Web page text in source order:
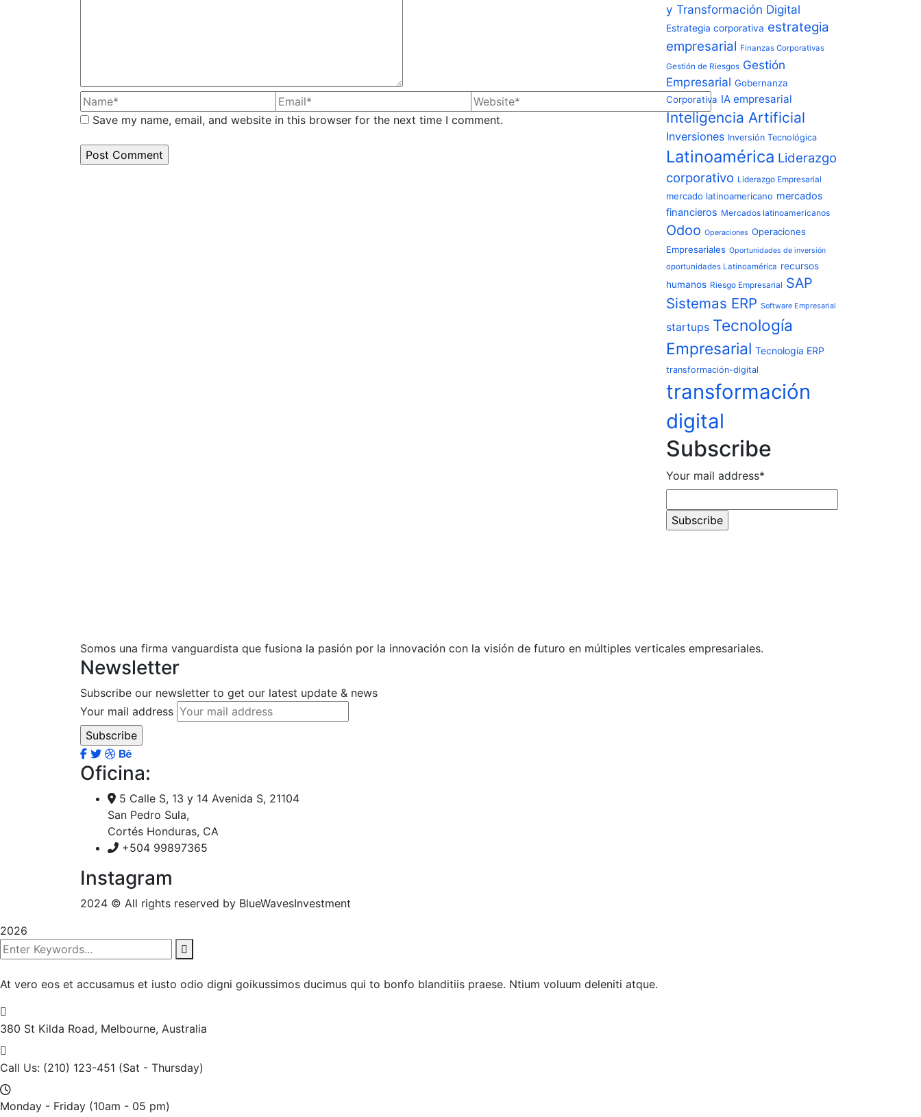
Save my name, email, and website in this browser for the next time I comment.
y Transformación Digital
Estrategia corporativa estrategia
empresarial Finanzas Corporativas
Gestión de Riesgos Gestión
Empresarial Gobernanza
Corporativa IA empresarial
Inteligencia Artificial
Inversiones Inversión Tecnológica
Latinoamérica Liderazgo
corporativo Liderazgo Empresarial
mercado latinoamericano mercados
financieros Mercados latinoamericanos
Odoo Operaciones Operaciones
Empresariales Oportunidades de inversión
oportunidades Latinoamérica recursos
humanos Riesgo Empresarial SAP
Sistemas ERP Software Empresarial
startups Tecnología
Empresarial Tecnología ERP
transformación-digital
transformación
digital
Subscribe
Your mail address*
Somos una firma vanguardista que fusiona la pasión por la innovación con la visión de futuro en múltiples verticales empresariales.
Newsletter
Subscribe our newsletter to get our latest update & news
Your mail address
Oficina:
5 Calle S, 13 y 14 Avenida S, 21104
San Pedro Sula,
Cortés Honduras, CA
+504 99897365
Instagram
2024 © All rights reserved by BlueWavesInvestment
2026
At vero eos et accusamus et iusto odio digni goikussimos ducimus qui to bonfo blanditiis praese. Ntium voluum deleniti atque.
380 St Kilda Road, Melbourne, Australia
Call Us: (210) 123-451 (Sat - Thursday)
Monday - Friday (10am - 05 pm)